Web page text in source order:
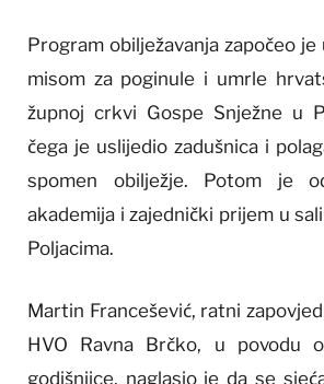
Program obilježavanja započeo
misom za poginule i umrle
župnoj crkvi Gospe Snježne u
čega je uslijedio zadušnica i
spomen obilježje. Potom je
akademija i zajednički prijem u
Poljacima.
Martin Francešević, ratni
HVO Ravna Brčko, u povodu
godišnjice, naglasio je da se